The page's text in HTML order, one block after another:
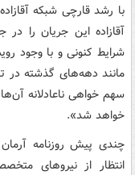
با رشد قارچی شبکه
آقازاده این جریان را
شرایط کنونی و با وجود
مانند دهه‌های گذشته در
سهم خواهی ناعادلانه
خواهد شد».
چندی پیش روزنامه
انتظار از نیروهای